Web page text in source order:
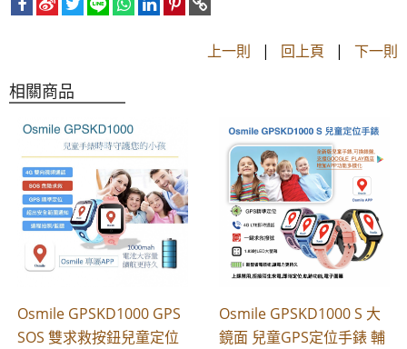
上一則 | 回上頁 | 下一則
相關商品
Osmile GPSKD1000 GPS
SOS 雙求救按鈕兒童定位
Osmile GPSKD1000 S 大
鏡面 兒童GPS定位手錶 輔